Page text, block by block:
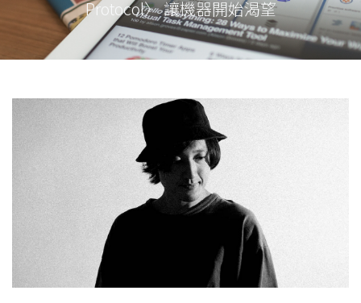
Protocol〉 讓機器開始渴望